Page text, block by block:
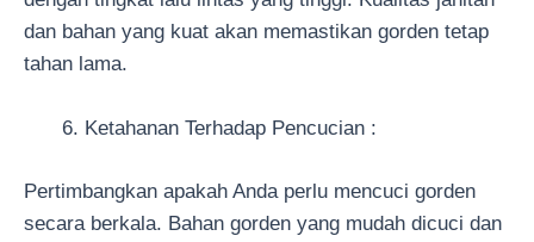
dan bahan yang kuat akan memastikan gorden tetap
tahan lama.
Ketahanan Terhadap Pencucian :
Pertimbangkan apakah Anda perlu mencuci gorden
secara berkala. Bahan gorden yang mudah dicuci dan